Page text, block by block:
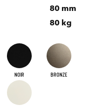
80 mm
80 kg
NOIR BRONZE